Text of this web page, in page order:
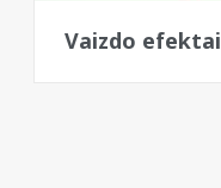
Vaizdo efektai